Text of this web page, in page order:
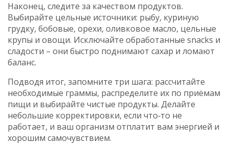
Наконец, следите за качеством продуктов.
Выбирайте цельные источники: рыбу, куриную
грудку, бобовые, орехи, оливковое масло, цельные
крупы и овощи. Исключайте обработанные snacks и
сладости – они быстро поднимают сахар и ломают
баланс.
Подводя итог, запомните три шага: рассчитайте
необходимые граммы, распределите их по приёмам
пищи и выбирайте чистые продукты. Делайте
небольшие корректировки, если что‑то не
работает, и ваш организм отплатит вам энергией и
хорошим самочувствием.